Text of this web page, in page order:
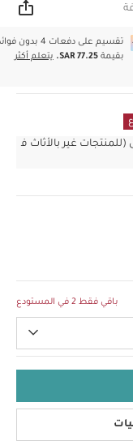
تقسيم على دفعات 4 بدون
بقيمةSAR 77.25. يتعلم أكثر
للطلبات التي تزيد عن 400 ر.س (للمنتجات غير بالأثاث ف
باقي فقط 2 في المستودع